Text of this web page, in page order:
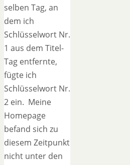
selben Tag, an
dem ich
Schlüsselwort Nr.
1 aus dem Titel-
Tag entfernte,
fügte ich
Schlüsselwort Nr.
2 ein. Meine
Homepage
befand sich zu
diesem Zeitpunkt
nicht unter den